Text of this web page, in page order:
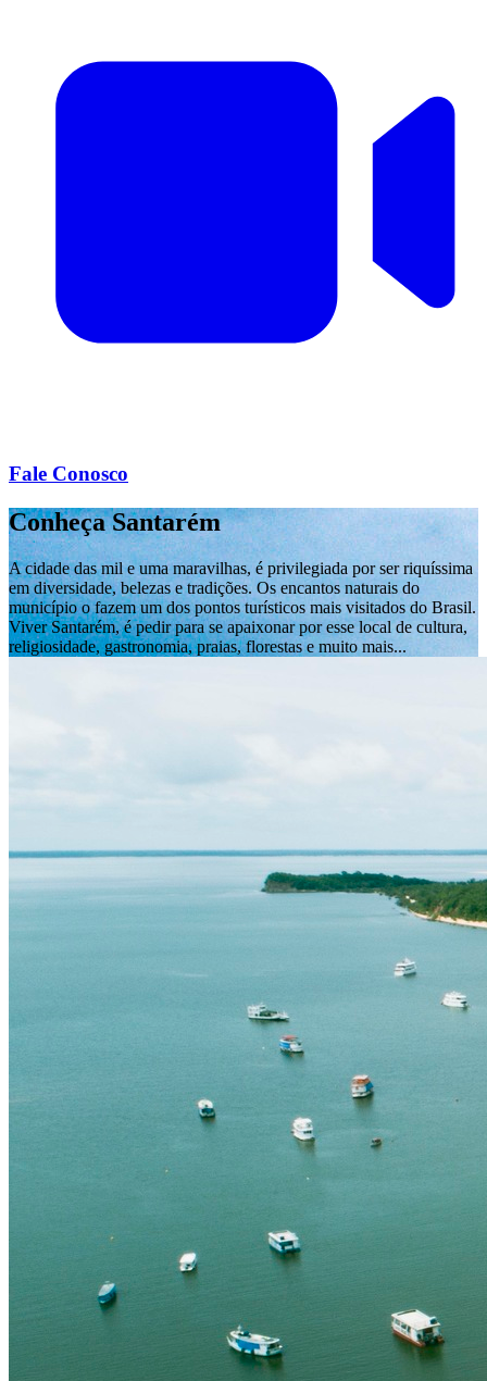
Fale Conosco
Conheça Santarém
A cidade das mil e uma maravilhas, é privilegiada por ser riquíssima
em diversidade, belezas e tradições. Os encantos naturais do
município o fazem um dos pontos turísticos mais visitados do Brasil.
Viver Santarém, é pedir para se apaixonar por esse local de cultura,
religiosidade, gastronomia, praias, florestas e muito mais...